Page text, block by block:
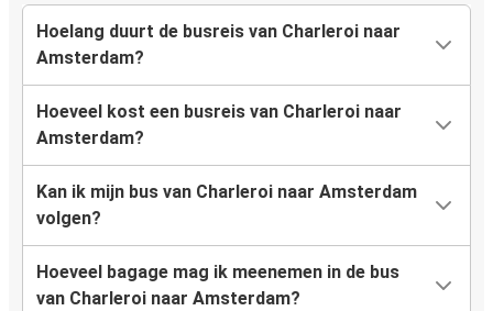
Hoelang duurt de busreis van Charleroi naar
Amsterdam?
Hoeveel kost een busreis van Charleroi naar
Amsterdam?
Kan ik mijn bus van Charleroi naar Amsterdam
volgen?
Hoeveel bagage mag ik meenemen in de bus
van Charleroi naar Amsterdam?